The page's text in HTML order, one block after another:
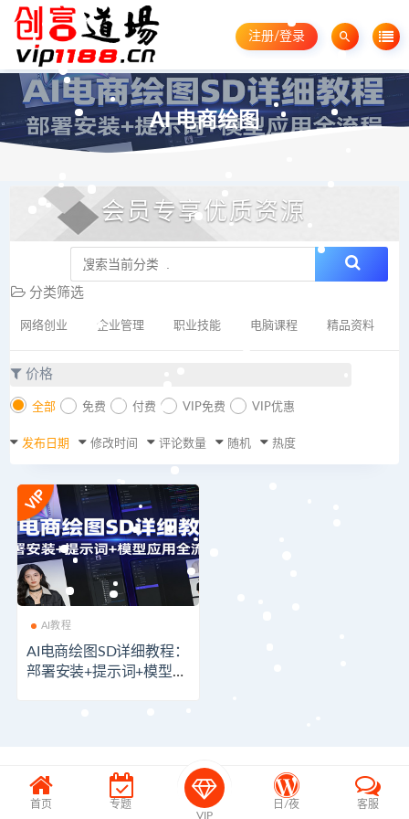
注册/登录
AI 电商绘图
会员专享优质资源
分类筛选
网络创业 企业管理 职业技能 电脑课程 精品资料
价格
全部 免费 付费 VIP免费 VIP优惠
发布日期 修改时间 评论数量 随机 热度
AI教程
AI电商绘图SD详细教程：
部署安装+提示词+模型应
首页
专题
VIP
日/夜 客服